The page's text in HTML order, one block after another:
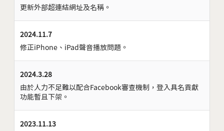
更新外部超連結網址及名稱。
2024.11.7
修正iPhone、iPad聲音播放問題。
2024.3.28
由於人力不足難以配合Facebook審查機制，登入具名貢獻
功能暫且下架。
2023.11.13